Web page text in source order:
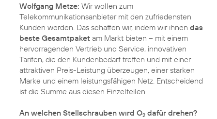
Wolfgang Metze: Wir wollen zum
Telekommunikationsanbieter mit den zufriedensten
Kunden werden. Das schaffen wir, indem wir ihnen das
beste Gesamtpaket am Markt bieten – mit einem
hervorragenden Vertrieb und Service, innovativen
Tarifen, die den Kundenbedarf treffen und mit einer
attraktiven Preis-Leistung überzeugen, einer starken
Marke und einem leistungsfähigen Netz. Entscheidend
ist die Summe aus diesen Einzelteilen.
An welchen Stellschrauben wird O2 dafür drehen?